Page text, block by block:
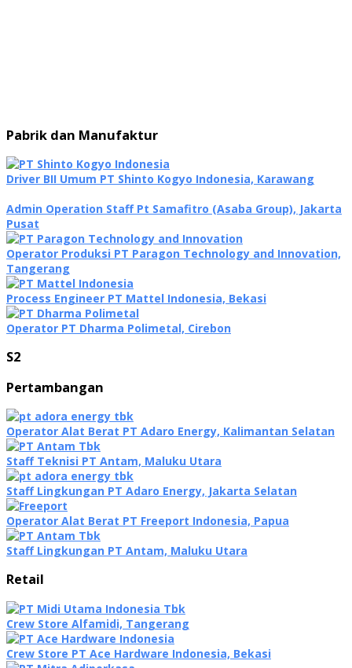
Pabrik dan Manufaktur
Driver BII Umum PT Shinto Kogyo Indonesia, Karawang
Admin Operation Staff Pt Samafitro (Asaba Group), Jakarta
Pusat
Operator Produksi PT Paragon Technology and Innovation,
Tangerang
Process Engineer PT Mattel Indonesia, Bekasi
Operator PT Dharma Polimetal, Cirebon
S2
Pertambangan
Operator Alat Berat PT Adaro Energy, Kalimantan Selatan
Staff Teknisi PT Antam, Maluku Utara
Staff Lingkungan PT Adaro Energy, Jakarta Selatan
Operator Alat Berat PT Freeport Indonesia, Papua
Staff Lingkungan PT Antam, Maluku Utara
Retail
Crew Store Alfamidi, Tangerang
Crew Store PT Ace Hardware Indonesia, Bekasi